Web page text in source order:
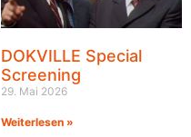
DOKVILLE Special
Screening
29. Mai 2026
Weiterlesen »